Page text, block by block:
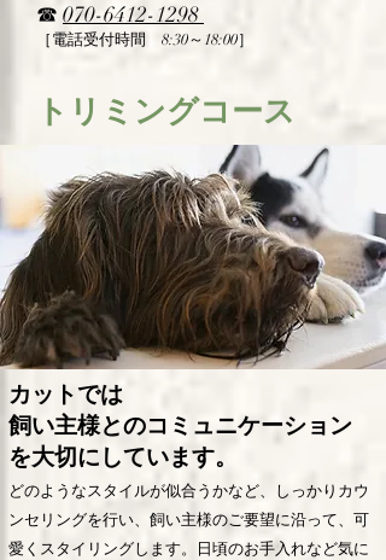
☎︎ 070-6412-1298
［電話受付時間 8:30～18:00］
トリミングコース
カットでは
飼い主様とのコミュニケーション
を大切にしています。
どのようなスタイルが似合うかなど、しっかりカウ
ンセリングを行い、飼い主様のご要望に沿って、可
愛くスタイリングします。日頃のお手入れなど気に